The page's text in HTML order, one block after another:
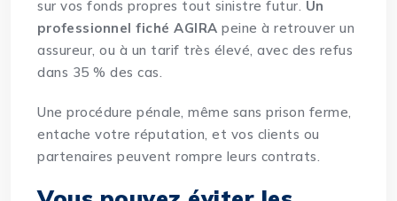
sur vos fonds propres tout sinistre futur. Un
professionnel fiché AGIRA peine à retrouver un
assureur, ou à un tarif très élevé, avec des refus
dans 35 % des cas.
Une procédure pénale, même sans prison ferme,
entache votre réputation, et vos clients ou
partenaires peuvent rompre leurs contrats.